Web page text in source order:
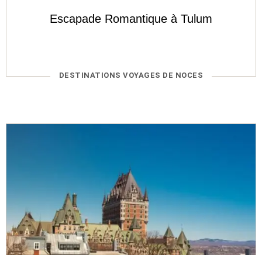
Escapade Romantique à Tulum
CATÉGORIES
DESTINATIONS VOYAGES DE NOCES